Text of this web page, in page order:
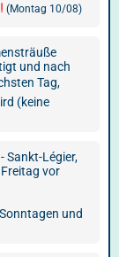
(Montag 10/08)
und nach
Tag,
(keine
Sankt-Légier,
vor
und